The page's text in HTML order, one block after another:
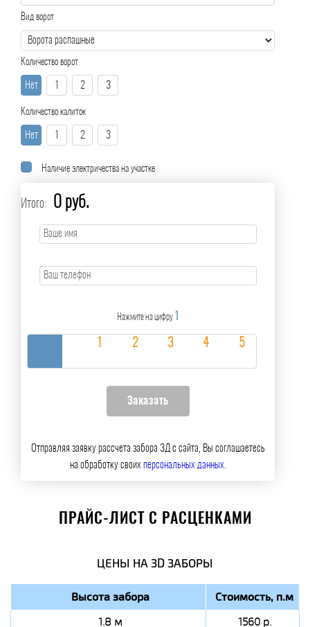
Вид ворот
Количество ворот
Нет 2 3
Количество калиток
Нет 2 3
Наличие электричества на участке
Итого: 0 руб.
Нажмите на цифру 1
Отправляя заявку рассчета забора 3Д с сайта, Вы соглашаетесь
на обработку своих персональных данных.
ПРАЙС-ЛИСТ С РАСЦЕНКАМИ
ЦЕНЫ НА 3D ЗАБОРЫ
Высота забора Стоимость, п.м
1.8 м 1560 р.